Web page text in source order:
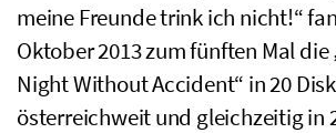
meine Freunde trink ich nicht!“
Oktober 2013 zum fünften Mal die
Night Without Accident“ in 20
österreichweit und gleichzeitig in